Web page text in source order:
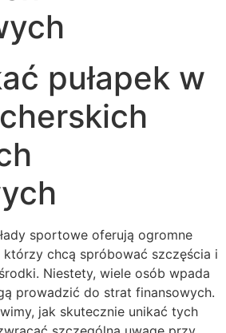
pułapek w
sportowe oferują ogromne
chcą spróbować szczęścia i
Niestety, wiele osób wpada
prowadzić do strat finansowych.
jak skutecznie unikać tych